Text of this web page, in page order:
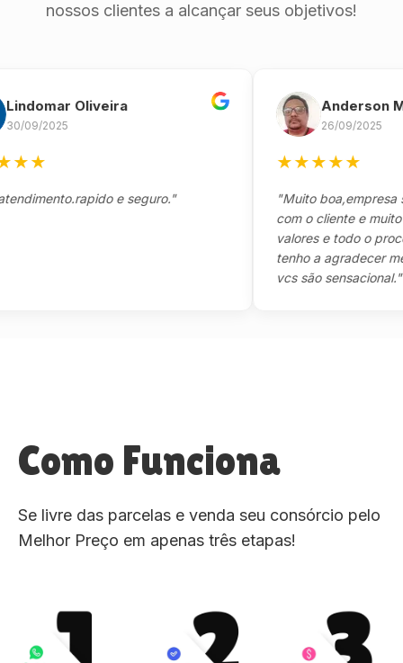
nossos clientes a alcançar seus objetivos!
Oliveira
2025
e seguro."
Anderson
26/09/2025
★★★
"Muito boa,empresa séria
com o cliente e muito
valores e todo o processo
tenho a agradecer
vcs são sensacional."
Como Funciona
Se livre das parcelas e venda seu consórcio pelo
Melhor Preço em apenas três etapas!